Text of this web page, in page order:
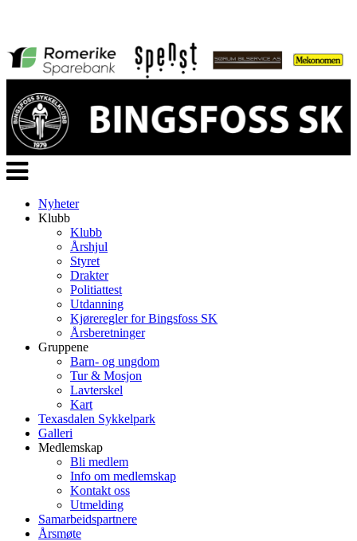
Veksle
navigasjon
Nyheter
Klubb
Klubb
Årshjul
Styret
Drakter
Politiattest
Utdanning
Kjøreregler for Bingsfoss SK
Årsberetninger
Gruppene
Barn- og ungdom
Tur & Mosjon
Lavterskel
Kart
Texasdalen Sykkelpark
Galleri
Medlemskap
Bli medlem
Info om medlemskap
Kontakt oss
Utmelding
Samarbeidspartnere
Årsmøte